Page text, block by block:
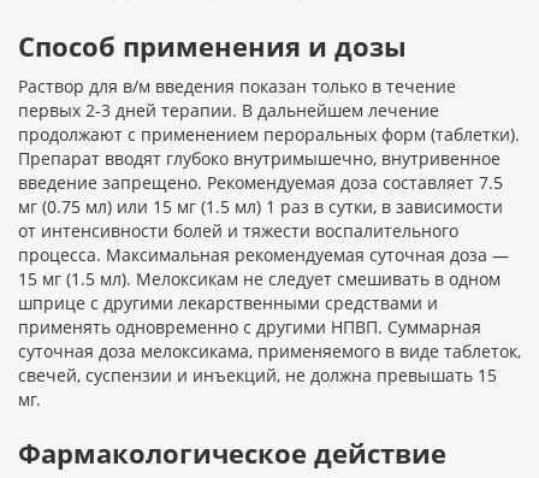
Способ применения и дозы
Раствор для в/м введения показан только в течение
первых 2-3 дней терапии. В дальнейшем лечение
продолжают с применением пероральных форм (таблетки).
Препарат вводят глубоко внутримышечно, внутривенное
введение запрещено. Рекомендуемая доза составляет 7.5
мг (0.75 мл) или 15 мг (1.5 мл) 1 раз в сутки, в зависимости
от интенсивности болей и тяжести воспалительного
процесса. Максимальная рекомендуемая суточная доза —
15 мг (1.5 мл). Мелоксикам не следует смешивать в одном
шприце с другими лекарственными средствами и
применять одновременно с другими НПВП. Суммарная
суточная доза мелоксикама, применяемого в виде таблеток,
свечей, суспензии и инъекций, не должна превышать 15
мг.
Фармакологическое действие